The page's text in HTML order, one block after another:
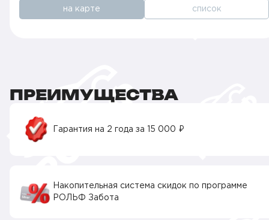
на карте список
ПРЕИМУЩЕСТВА
Гарантия на 2 года за 15 000 ₽
Накопительная система скидок по программе
РОЛЬФ Забота